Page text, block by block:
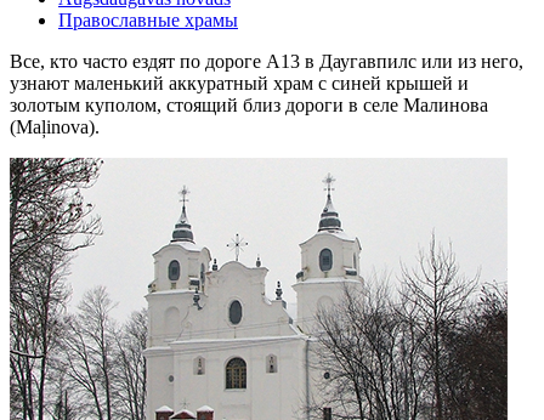
Православные храмы
Все, кто часто ездят по дороге A13 в Даугавпилс или из него,
узнают маленький аккуратный храм с синей крышей и
золотым куполом, стоящий близ дороги в селе Малинова
(Maļinova).